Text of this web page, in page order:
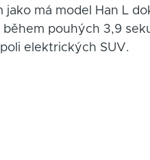
jako má model Han L
pouhých 3,9
elektrických SUV.